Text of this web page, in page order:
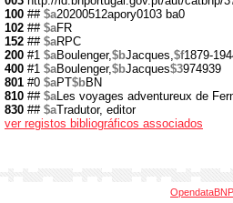
100 ## $a20200512apory0103 ba0
102 ## $aFR
152 ## $aRPC
200 #1 $aBoulenger,$bJacques,$f1879-
400 #1 $aBoulenger,$bJacques$3974939
801 #0 $aPT$bBN
810 ## $aLes voyages adventureux de
830 ## $aTradutor, editor
ver registos bibliográficos associados